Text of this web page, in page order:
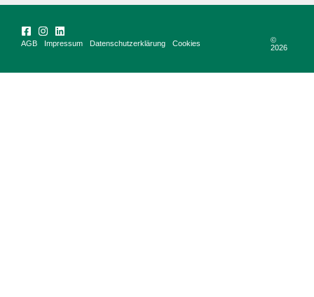
©
2026
AGB Impressum Datenschutzerklärung Cookies